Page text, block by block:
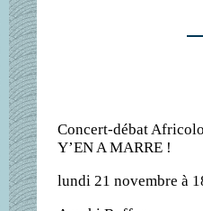
Concert-débat
Y’EN A MARRE !
lundi 21 novembre à